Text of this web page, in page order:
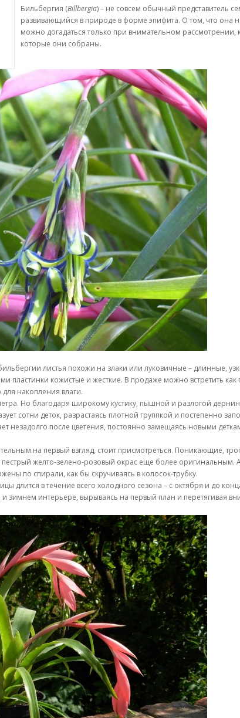
Бильбергия (Billbergia) – не совсем обычный представитель
развивающийся в природе в форме эпифита. О том, что она
можно догадаться только при внимательном рассмотрении,
которые они собраны.
листья похожи на злаки или луковичные – длинные,
кожистые и жесткие. В продаже можно встретить как
накопления влаги.
Но благодаря широкому кустику, пышной и разлогой
сотни деток, разрастаясь плотной группкой и постепенно
незадолго после цветения, постоянно замещаясь новыми
на первый взгляд, стоит присмотреться. Поникающие,
желто-зелено-розовый окрас еще более оригинальным.
по спирали, как бы скручиваясь в колосок-трубку.
длится в течение всего холодного сезона – с октября и до
зимнем интерьере, вырываясь на первый план и перетягивая